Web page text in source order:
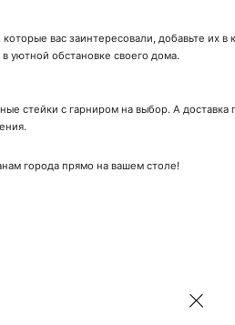
вас заинтересовали, добавьте их в
уютной обстановке своего дома.
стейки с гарниром на выбор. А
города прямо на вашем столе!